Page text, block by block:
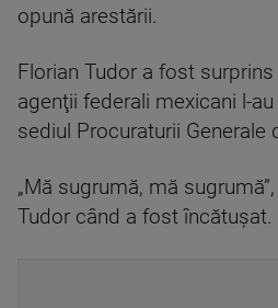
opună arestării.
Florian Tudor a fost
agenţii federali mexicani l-
sediul Procuraturii Generale
„Mă sugrumă, mă
Tudor când a fost încătușat.